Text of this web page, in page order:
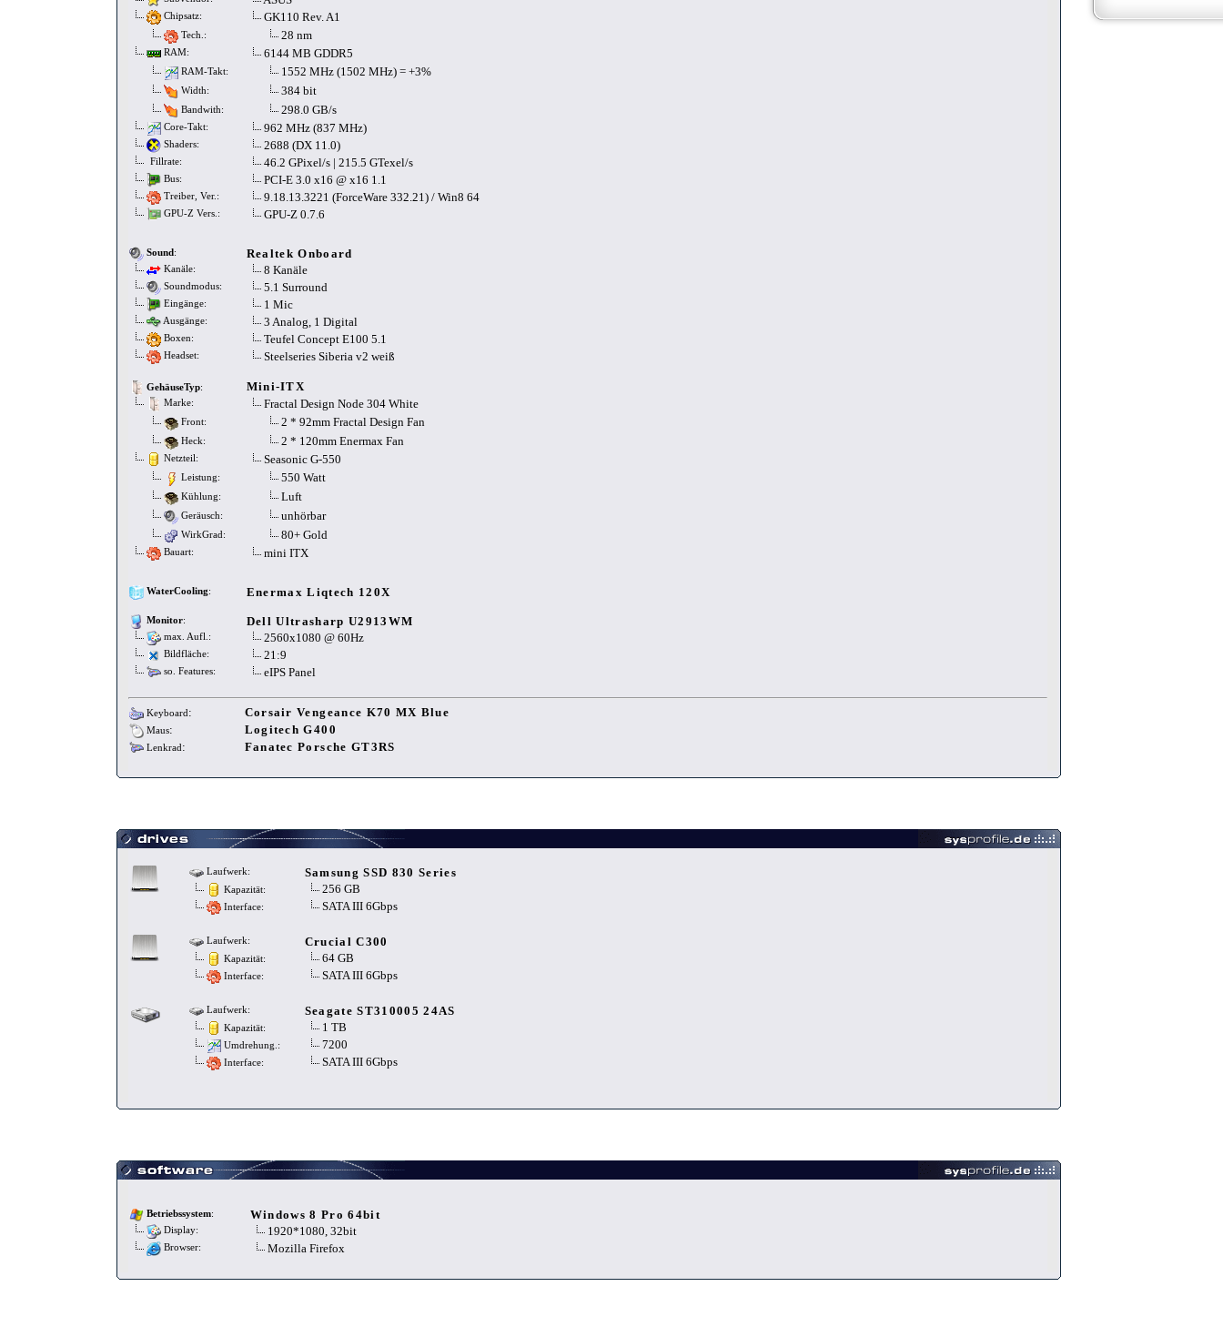
Chipsatz: GK110 Rev. A1
Tech.: 28 nm
RAM: 6144 MB GDDR5
RAM-Takt: 1552 MHz (1502 MHz) = +3%
Width: 384 bit
Bandwith: 298.0 GB/s
Core-Takt: 962 MHz (837 MHz)
Shaders: 2688 (DX 11.0)
Fillrate: 46.2 GPixel/s | 215.5 GTexel/s
Bus: PCI-E 3.0 x16 @ x16 1.1
Treiber, Ver.: 9.18.13.3221 (ForceWare 332.21) / Win8 64
GPU-Z Vers.: GPU-Z 0.7.6
Sound: Realtek Onboard
Kanäle: 8 Kanäle
Soundmodus: 5.1 Surround
Eingänge: 1 Mic
Ausgänge: 3 Analog, 1 Digital
Boxen: Teufel Concept E100 5.1
Headset: Steelseries Siberia v2 weiß
GehäuseTyp: Mini-ITX
Marke: Fractal Design Node 304 White
Front: 2 * 92mm Fractal Design Fan
Heck: 2 * 120mm Enermax Fan
Netzteil: Seasonic G-550
Leistung: 550 Watt
Kühlung: Luft
Geräusch: unhörbar
WirkGrad: 80+ Gold
Bauart: mini ITX
WaterCooling: Enermax Liqtech 120X
Monitor: Dell Ultrasharp U2913WM
max. Aufl.: 2560x1080 @ 60Hz
Bildfläche: 21:9
so. Features: eIPS Panel
Keyboard: Corsair Vengeance K70 MX Blue
Maus: Logitech G400
Lenkrad: Fanatec Porsche GT3RS
Laufwerk: Samsung SSD 830 Series
Kapazität: 256 GB
Interface: SATA III 6Gbps
Laufwerk: Crucial C300
Kapazität: 64 GB
Interface: SATA III 6Gbps
Laufwerk: Seagate ST310005 24AS
Kapazität: 1 TB
Umdrehung.: 7200
Interface: SATA III 6Gbps
Betriebssystem: Windows 8 Pro 64bit
Display: 1920*1080, 32bit
Browser: Mozilla Firefox